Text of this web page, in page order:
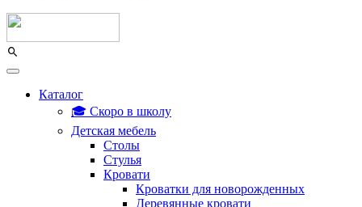
Каталог
🎓 Скоро в школу
Детская мебель
Столы
Стулья
Кровати
Кроватки для новорожденных
Деревянные кровати